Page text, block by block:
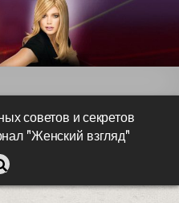
советов и секретов
"Женский взгляд"